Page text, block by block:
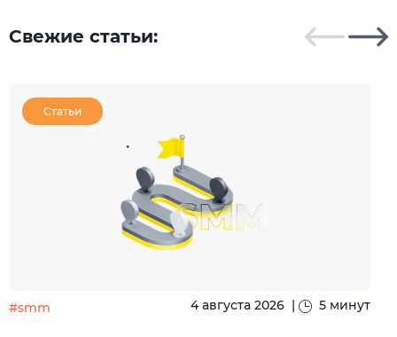
Свежие статьи:
Статьи
#smm 4 августа 2026 | 5 минут